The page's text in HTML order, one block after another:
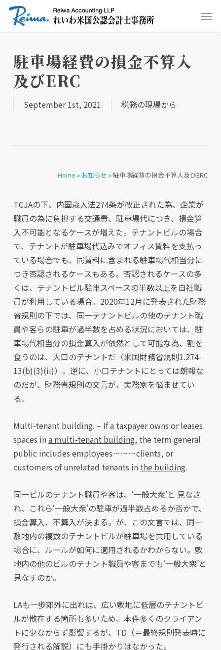
Skip
main
駐車場経費の損金不算入
及びERC
September 1st, 2021 税務の現場から
Home » お知らせ »駐車場経費の損金不算入及びERC
TCJAの下、内国歳入法274条が改正された為、企業が
職員の為に負担する交通費、駐車場代につき、損金算
入不可能となるケースが増えた。テナントビルの場合
で、テナントが駐車場代込みでオフィス賃料を支払っ
ている場合でも、同賃料に含まれる駐車場代相当分に
つき否認されるケースもある。否認されるケースの多
くは、テナントビル駐車スペースの半数以上を自社職
員が利用している場合。2020年12月に発表された財務
省規則の下では、同一テナントビルの他のテナント職
員や客らの駐車が過半数を占める状況においては、駐
車場代相当分の損金算入が依然として可能な為、割を
食うのは、大口のテナントだ（米国財務省規則1.274-
13(b)(3)(ii)）。逆に、小口テナントにとっては朗報な
のだが、財務省規則の文言が、実務家を悩ませてい
る。
Multi-tenant building. – If a taxpayer owns or leases
spaces ina multi-tenant building, the term general
public includes employees………clients, or
customers of unrelated tenants in the building.
同一ビルのテナント職員や客は、‘一般大衆’と 見なさ
れ、これら‘一般大衆’の駐車が過半数占めるか否かで、
損金算入、不算入が決まる。が、この文言では、同一
敷地内の複数のテナントビルが駐車場を共用している
場合に、ルールが如何に適用されるかわからない。敷
地内の他のビルのテナント職員や客までも‘一般大衆’と
見なすのか。
LAも一歩郊外に出れば、広い敷地に低層のテナントビ
ルが散在する箇所も多いため、本件多くのクライアン
トに少なからず影響するが、TD（＝最終規則発表時に
発行される解説）にも手掛かりはなかった。